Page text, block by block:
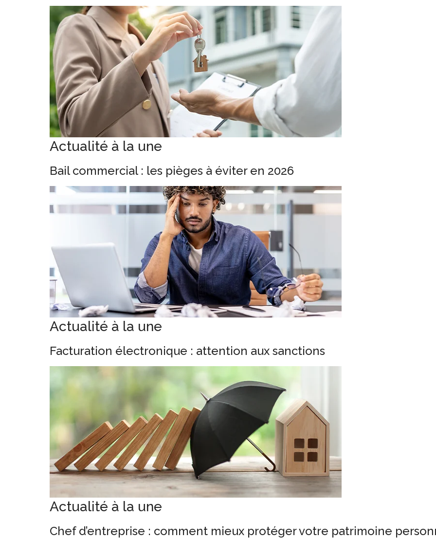
Actualité à la une
Bail commercial : les pièges à éviter en 2026
Actualité à la une
Facturation électronique : attention aux sanctions
Actualité à la une
Chef d’entreprise : comment mieux protéger votre patrimoine